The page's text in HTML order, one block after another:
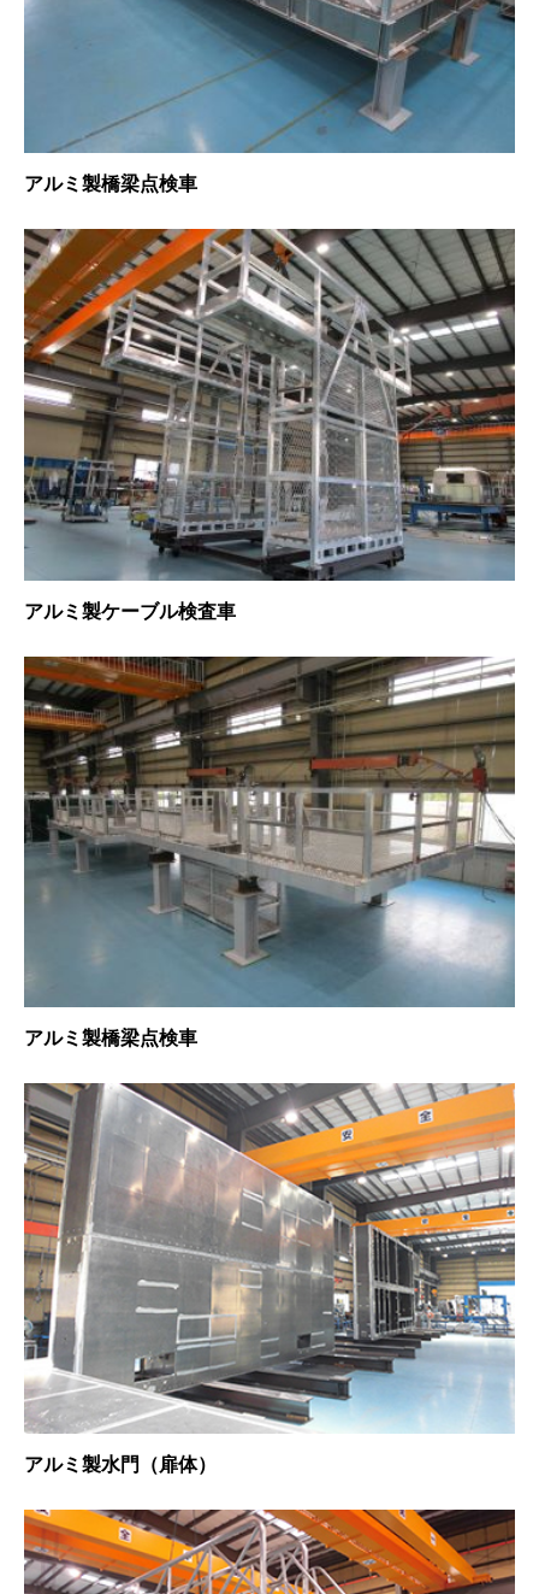
アルミ製橋梁点検車
アルミ製ケーブル検査車
アルミ製橋梁点検車
アルミ製水門（扉体）